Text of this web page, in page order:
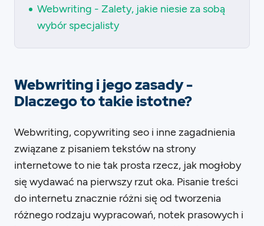
Webwriting - Zalety, jakie niesie za sobą
wybór specjalisty
Webwriting i jego zasady -
Dlaczego to takie istotne?
Webwriting, copywriting seo i inne zagadnienia
związane z pisaniem tekstów na strony
internetowe to nie tak prosta rzecz, jak mogłoby
się wydawać na pierwszy rzut oka. Pisanie treści
do internetu znacznie różni się od tworzenia
różnego rodzaju wypracowań, notek prasowych i